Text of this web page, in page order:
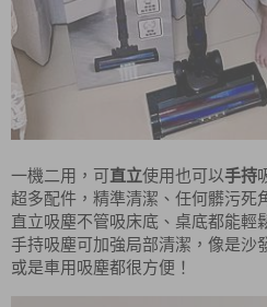
一機二用，可 直立使用也可以手持
超多配件，精準清潔、任何髒污死
直立吸塵不管吸床底、桌底都能輕
手持吸塵可加強局部清潔，像是沙
或是車用吸塵都很方便！